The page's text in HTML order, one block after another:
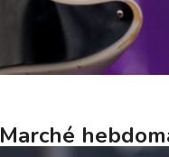
Marché